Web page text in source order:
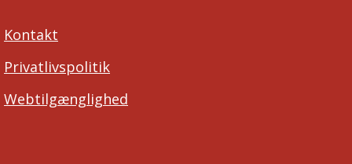
Kontakt
Privatlivspolitik
Webtilgænglighed